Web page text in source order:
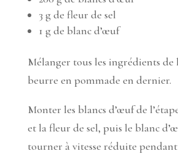
3 g de fleur de sel
1 g de blanc d’œuf
Mélanger tous les ingrédients de
beurre en pommade en dernier.
Monter les blancs d’œuf de
et la fleur de sel, puis le blanc
tourner à vitesse réduite